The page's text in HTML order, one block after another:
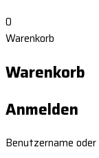
0
Warenkorb
Warenkorb
Anmelden
Benutzername